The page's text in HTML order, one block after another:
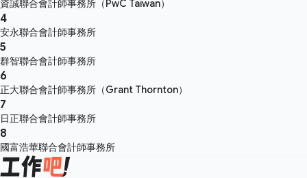
資誠聯合會計師事務所（PwC Taiwan）
4
安永聯合會計師事務所
5
群智聯合會計師事務所
6
正大聯合會計師事務所（Grant Thornton）
7
日正聯合會計師事務所
8
國富浩華聯合會計師事務所